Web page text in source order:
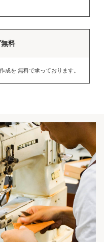
料
成を 無料で承っております。